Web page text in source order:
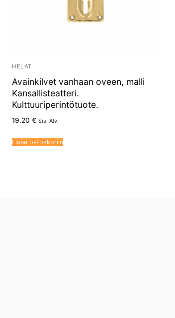
HELAT
Avainkilvet vanhaan oveen, malli
Kansallisteatteri.
Kulttuuriperintötuote.
19.20 € Sis. Alv.
Lisää ostoskoriin